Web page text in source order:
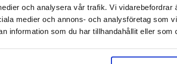
och analysera vår trafik. Vi
medier och annons- och analysföretag som
information som du har tillhandahållit eller